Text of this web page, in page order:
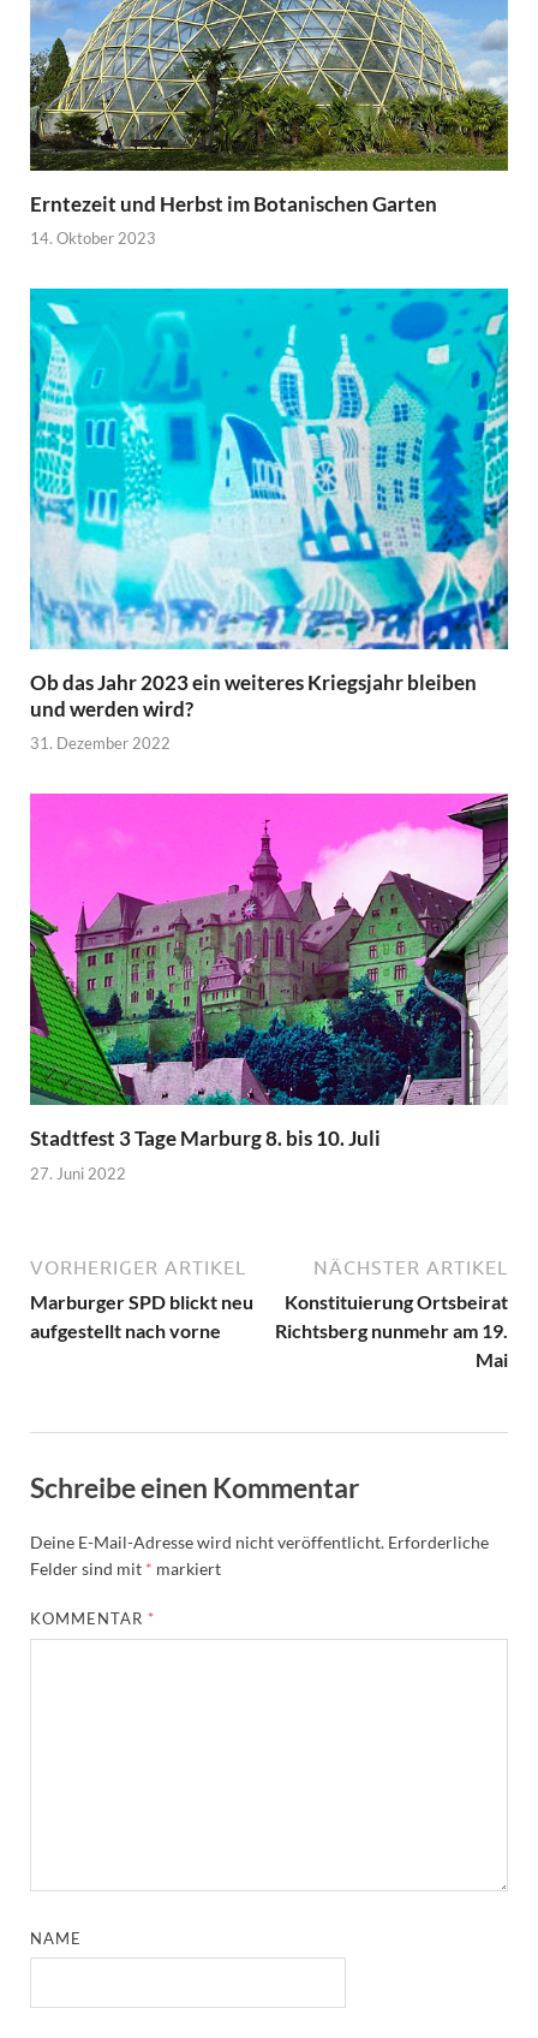
Erntezeit und Herbst im Botanischen Garten
14. Oktober 2023
Ob das Jahr 2023 ein weiteres Kriegsjahr bleiben
und werden wird?
31. Dezember 2022
Stadtfest 3 Tage Marburg 8. bis 10. Juli
27. Juni 2022
VORHERIGER ARTIKEL
Marburger SPD blickt neu
aufgestellt nach vorne
NÄCHSTER ARTIKEL
Konstituierung Ortsbeirat
Richtsberg nunmehr am 19.
Mai
Schreibe einen Kommentar
Deine E-Mail-Adresse wird nicht veröffentlicht. Erforderliche
Felder sind mit * markiert
KOMMENTAR *
NAME